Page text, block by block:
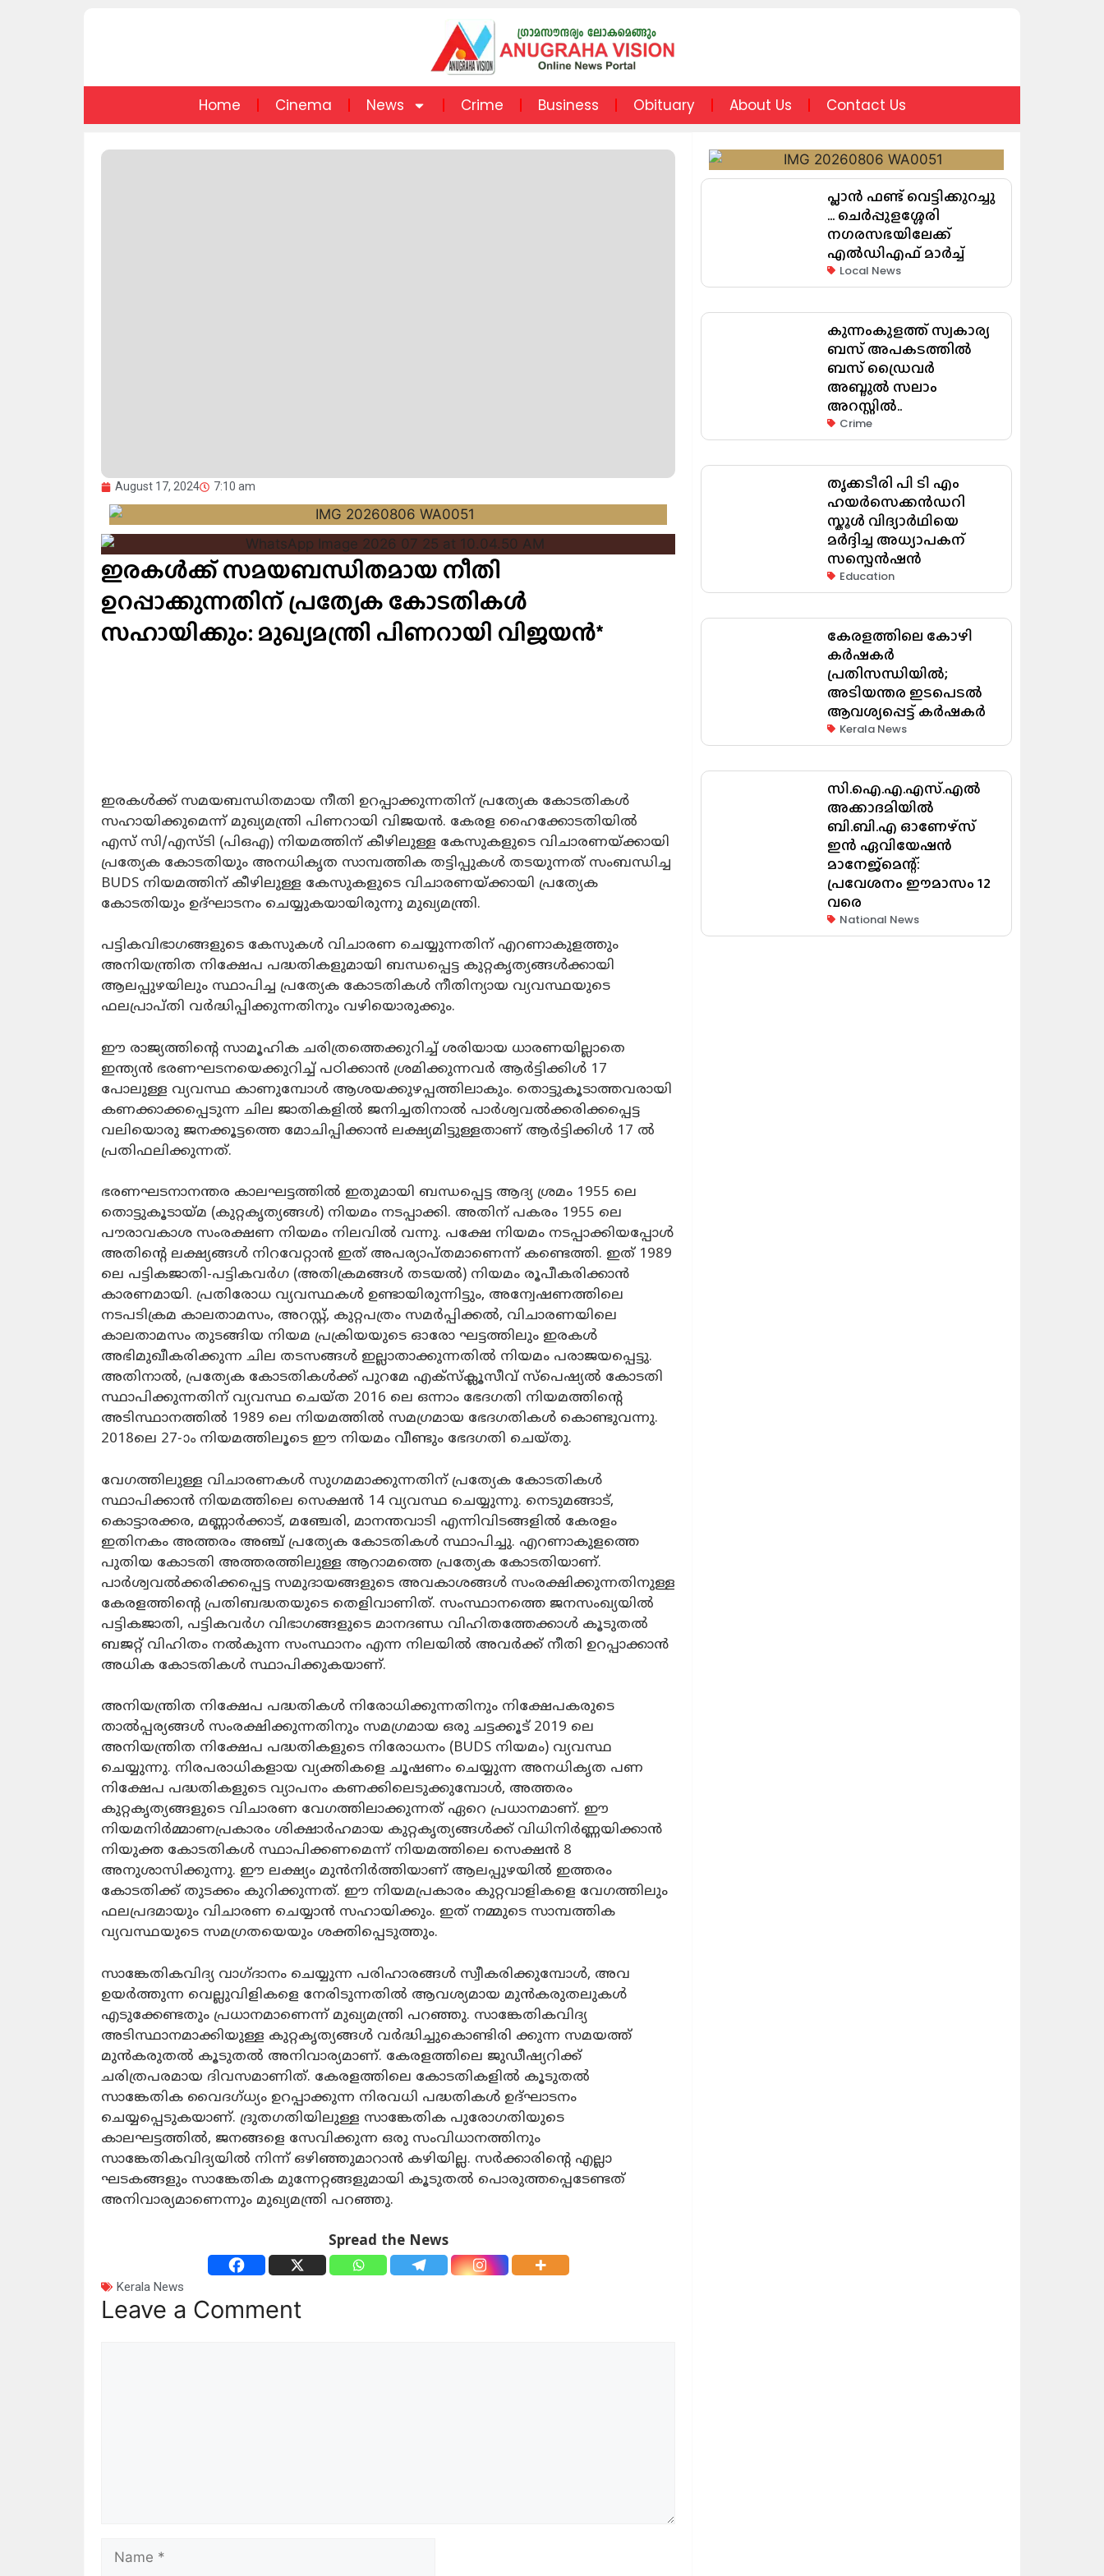
Home Cinema News Crime Business Obituary About Us Contact Us
August 17, 2024 7:10 am
ഇരകള്‍ക്ക് സമയബന്ധിതമായ നീതി
ഉറപ്പാക്കുന്നതിന് പ്രത്യേക കോടതികള്‍
സഹായിക്കും: മുഖ്യമന്ത്രി പിണറായി വിജയന്‍*
ഇരകള്‍ക്ക് സമയബന്ധിതമായ നീതി ഉറപ്പാക്കുന്നതിന് പ്രത്യേക കോടതികള്‍
സഹായിക്കുമെന്ന് മുഖ്യമന്ത്രി പിണറായി വിജയന്‍. കേരള ഹൈക്കോടതിയില്‍
എസ് സി/എസ്ടി (പിഒഎ) നിയമത്തിന് കീഴിലുള്ള കേസുകളുടെ വിചാരണയ്ക്കായി
പ്രത്യേക കോടതിയും അനധികൃത സാമ്പത്തിക തട്ടിപ്പുകൾ തടയുന്നത് സംബന്ധിച്ച
BUDS നിയമത്തിന് കീഴിലുള്ള കേസുകളുടെ വിചാരണയ്ക്കായി പ്രത്യേക
കോടതിയും ഉദ്ഘാടനം ചെയ്യുകയായിരുന്നു മുഖ്യമന്ത്രി.
പട്ടികവിഭാഗങ്ങളുടെ കേസുകള്‍ വിചാരണ ചെയ്യുന്നതിന് എറണാകുളത്തും
അനിയന്ത്രിത നിക്ഷേപ പദ്ധതികളുമായി ബന്ധപ്പെട്ട കുറ്റകൃത്യങ്ങള്‍ക്കായി
ആലപ്പുഴയിലും സ്ഥാപിച്ച പ്രത്യേക കോടതികള്‍ നീതിന്യായ വ്യവസ്ഥയുടെ
ഫലപ്രാപ്തി വര്‍ദ്ധിപ്പിക്കുന്നതിനും വഴിയൊരുക്കും.
ഈ രാജ്യത്തിന്റെ സാമൂഹിക ചരിത്രത്തെക്കുറിച്ച് ശരിയായ ധാരണയില്ലാതെ
ഇന്ത്യന്‍ ഭരണഘടനയെക്കുറിച്ച് പഠിക്കാന്‍ ശ്രമിക്കുന്നവര്‍ ആര്‍ട്ടിക്കിള്‍ 17
പോലുള്ള വ്യവസ്ഥ കാണുമ്പോള്‍ ആശയക്കുഴപ്പത്തിലാകും. തൊട്ടുകൂടാത്തവരായി
കണക്കാക്കപ്പെടുന്ന ചില ജാതികളില്‍ ജനിച്ചതിനാല്‍ പാര്‍ശ്വവല്‍ക്കരിക്കപ്പെട്ട
വലിയൊരു ജനക്കൂട്ടത്തെ മോചിപ്പിക്കാന്‍ ലക്ഷ്യമിട്ടുള്ളതാണ് ആര്‍ട്ടിക്കിള്‍ 17 ല്‍
പ്രതിഫലിക്കുന്നത്.
ഭരണഘടനാനന്തര കാലഘട്ടത്തില്‍ ഇതുമായി ബന്ധപ്പെട്ട ആദ്യ ശ്രമം 1955 ലെ
തൊട്ടുകൂടായ്മ (കുറ്റകൃത്യങ്ങള്‍) നിയമം നടപ്പാക്കി. അതിന് പകരം 1955 ലെ
പൗരാവകാശ സംരക്ഷണ നിയമം നിലവില്‍ വന്നു. പക്ഷേ നിയമം നടപ്പാക്കിയപ്പോള്‍
അതിന്റെ ലക്ഷ്യങ്ങള്‍ നിറവേറ്റാന്‍ ഇത് അപര്യാപ്തമാണെന്ന് കണ്ടെത്തി. ഇത് 1989
ലെ പട്ടികജാതി-പട്ടികവര്‍ഗ (അതിക്രമങ്ങള്‍ തടയല്‍) നിയമം രൂപീകരിക്കാന്‍
കാരണമായി. പ്രതിരോധ വ്യവസ്ഥകള്‍ ഉണ്ടായിരുന്നിട്ടും, അന്വേഷണത്തിലെ
നടപടിക്രമ കാലതാമസം, അറസ്റ്റ്, കുറ്റപത്രം സമര്‍പ്പിക്കല്‍, വിചാരണയിലെ
കാലതാമസം തുടങ്ങിയ നിയമ പ്രക്രിയയുടെ ഓരോ ഘട്ടത്തിലും ഇരകള്‍
അഭിമുഖീകരിക്കുന്ന ചില തടസങ്ങള്‍ ഇല്ലാതാക്കുന്നതില്‍ നിയമം പരാജയപ്പെട്ടു.
അതിനാല്‍, പ്രത്യേക കോടതികള്‍ക്ക് പുറമേ എക്‌സ്‌ക്ലൂസീവ് സ്‌പെഷ്യല്‍ കോടതി
സ്ഥാപിക്കുന്നതിന് വ്യവസ്ഥ ചെയ്ത 2016 ലെ ഒന്നാം ഭേദഗതി നിയമത്തിന്റെ
അടിസ്ഥാനത്തില്‍ 1989 ലെ നിയമത്തില്‍ സമഗ്രമായ ഭേദഗതികള്‍ കൊണ്ടുവന്നു.
2018ലെ 27-ാം നിയമത്തിലൂടെ ഈ നിയമം വീണ്ടും ഭേദഗതി ചെയ്തു.
വേഗത്തിലുള്ള വിചാരണകള്‍ സുഗമമാക്കുന്നതിന് പ്രത്യേക കോടതികള്‍
സ്ഥാപിക്കാന്‍ നിയമത്തിലെ സെക്ഷന്‍ 14 വ്യവസ്ഥ ചെയ്യുന്നു. നെടുമങ്ങാട്,
കൊട്ടാരക്കര, മണ്ണാര്‍ക്കാട്, മഞ്ചേരി, മാനന്തവാടി എന്നിവിടങ്ങളില്‍ കേരളം
ഇതിനകം അത്തരം അഞ്ച് പ്രത്യേക കോടതികള്‍ സ്ഥാപിച്ചു. എറണാകുളത്തെ
പുതിയ കോടതി അത്തരത്തിലുള്ള ആറാമത്തെ പ്രത്യേക കോടതിയാണ്.
പാര്‍ശ്വവല്‍ക്കരിക്കപ്പെട്ട സമുദായങ്ങളുടെ അവകാശങ്ങള്‍ സംരക്ഷിക്കുന്നതിനുള്ള
കേരളത്തിന്റെ പ്രതിബദ്ധതയുടെ തെളിവാണിത്. സംസ്ഥാനത്തെ ജനസംഖ്യയില്‍
പട്ടികജാതി, പട്ടികവര്‍ഗ വിഭാഗങ്ങളുടെ മാനദണ്ഡ വിഹിതത്തേക്കാള്‍ കൂടുതല്‍
ബജറ്റ് വിഹിതം നല്‍കുന്ന സംസ്ഥാനം എന്ന നിലയില്‍ അവര്‍ക്ക് നീതി ഉറപ്പാക്കാന്‍
അധിക കോടതികള്‍ സ്ഥാപിക്കുകയാണ്.
അനിയന്ത്രിത നിക്ഷേപ പദ്ധതികള്‍ നിരോധിക്കുന്നതിനും നിക്ഷേപകരുടെ
താല്‍പ്പര്യങ്ങള്‍ സംരക്ഷിക്കുന്നതിനും സമഗ്രമായ ഒരു ചട്ടക്കൂട് 2019 ലെ
അനിയന്ത്രിത നിക്ഷേപ പദ്ധതികളുടെ നിരോധനം (BUDS നിയമം) വ്യവസ്ഥ
ചെയ്യുന്നു. നിരപരാധികളായ വ്യക്തികളെ ചൂഷണം ചെയ്യുന്ന അനധികൃത പണ
നിക്ഷേപ പദ്ധതികളുടെ വ്യാപനം കണക്കിലെടുക്കുമ്പോള്‍, അത്തരം
കുറ്റകൃത്യങ്ങളുടെ വിചാരണ വേഗത്തിലാക്കുന്നത് ഏറെ പ്രധാനമാണ്. ഈ
നിയമനിര്‍മ്മാണപ്രകാരം ശിക്ഷാര്‍ഹമായ കുറ്റകൃത്യങ്ങള്‍ക്ക് വിധിനിര്‍ണ്ണയിക്കാന്‍
നിയുക്ത കോടതികള്‍ സ്ഥാപിക്കണമെന്ന് നിയമത്തിലെ സെക്ഷന്‍ 8
അനുശാസിക്കുന്നു. ഈ ലക്ഷ്യം മുന്‍നിര്‍ത്തിയാണ് ആലപ്പുഴയില്‍ ഇത്തരം
കോടതിക്ക് തുടക്കം കുറിക്കുന്നത്. ഈ നിയമപ്രകാരം കുറ്റവാളികളെ വേഗത്തിലും
ഫലപ്രദമായും വിചാരണ ചെയ്യാന്‍ സഹായിക്കും. ഇത് നമ്മുടെ സാമ്പത്തിക
വ്യവസ്ഥയുടെ സമഗ്രതയെയും ശക്തിപ്പെടുത്തും.
സാങ്കേതികവിദ്യ വാഗ്ദാനം ചെയ്യുന്ന പരിഹാരങ്ങള്‍ സ്വീകരിക്കുമ്പോള്‍, അവ
ഉയര്‍ത്തുന്ന വെല്ലുവിളികളെ നേരിടുന്നതില്‍ ആവശ്യമായ മുന്‍കരുതലുകള്‍
എടുക്കേണ്ടതും പ്രധാനമാണെന്ന് മുഖ്യമന്ത്രി പറഞ്ഞു. സാങ്കേതികവിദ്യ
അടിസ്ഥാനമാക്കിയുള്ള കുറ്റകൃത്യങ്ങള്‍ വര്‍ദ്ധിച്ചുകൊണ്ടിരി ക്കുന്ന സമയത്ത്
മുന്‍കരുതല്‍ കൂടുതല്‍ അനിവാര്യമാണ്. കേരളത്തിലെ ജുഡീഷ്യറിക്ക്
ചരിത്രപരമായ ദിവസമാണിത്. കേരളത്തിലെ കോടതികളില്‍ കൂടുതല്‍
സാങ്കേതിക വൈദഗ്ധ്യം ഉറപ്പാക്കുന്ന നിരവധി പദ്ധതികള്‍ ഉദ്ഘാടനം
ചെയ്യപ്പെടുകയാണ്. ദ്രുതഗതിയിലുള്ള സാങ്കേതിക പുരോഗതിയുടെ
കാലഘട്ടത്തില്‍, ജനങ്ങളെ സേവിക്കുന്ന ഒരു സംവിധാനത്തിനും
സാങ്കേതികവിദ്യയില്‍ നിന്ന് ഒഴിഞ്ഞുമാറാന്‍ കഴിയില്ല. സര്‍ക്കാരിന്റെ എല്ലാ
ഘടകങ്ങളും സാങ്കേതിക മുന്നേറ്റങ്ങളുമായി കൂടുതല്‍ പൊരുത്തപ്പെടേണ്ടത്
അനിവാര്യമാണെന്നും മുഖ്യമന്ത്രി പറഞ്ഞു.
Spread the News
Kerala News
Leave a Comment
പ്ലാൻ ഫണ്ട് വെട്ടിക്കുറച്ചു
… ചെർപ്പുളശ്ശേരി
നഗരസഭയിലേക്ക്
എൽഡിഎഫ് മാർച്ച്
Local News
കുന്നംകുളത്ത് സ്വകാര്യ
ബസ് അപകടത്തിൽ
ബസ് ഡ്രൈവർ
അബ്ദുൽ സലാം
അറസ്റ്റിൽ..
Crime
തൃക്കടീരി പി ടി എം
ഹയർസെക്കൻഡറി
സ്കൂൾ വിദ്യാർഥിയെ
മർദ്ദിച്ച അധ്യാപകന്
സസ്പെൻഷൻ
Education
കേരളത്തിലെ കോഴി
കർഷകർ
പ്രതിസന്ധിയിൽ;
അടിയന്തര ഇടപെടൽ
ആവശ്യപ്പെട്ട് കർഷകർ
Kerala News
സി.ഐ.എ.എസ്.എൽ
അക്കാദമിയിൽ
ബി.ബി.എ ഓണേഴ്സ്
ഇൻ ഏവിയേഷൻ
മാനേജ്മെന്റ്:
പ്രവേശനം ഈമാസം 12
വരെ
National News